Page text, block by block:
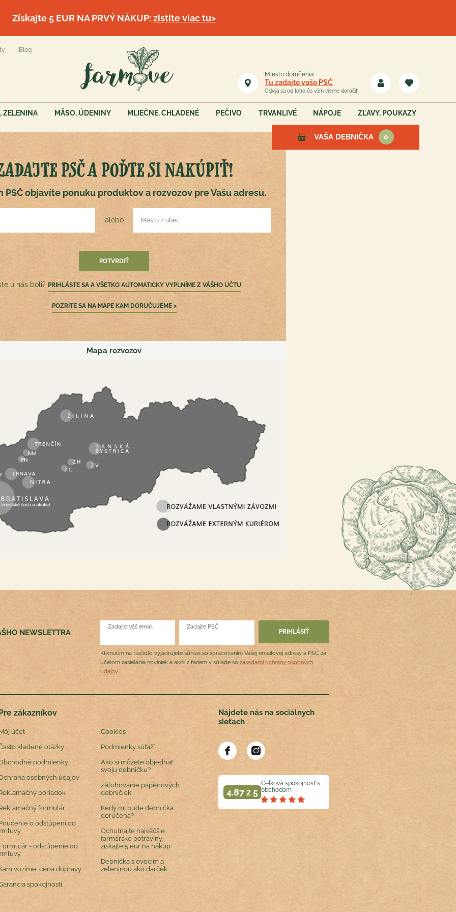
Získajte 5 EUR NA PRVÝ NÁKUP:zistite viac tu>
Blog
Miesto doručenia
Tu zadajte vaše PSČ
Odvíja sa od toho čo vám vieme doručiť
ZELENINA MÄSO, ÚDENINY MLIEČNE, CHLADENÉ PEČIVO TRVANLIVÉ NÁPOJE ZĽAVY, POUKAZY
VAŠA DEBNIČKA 0
PSČ A POĎTE SI NAKÚPIŤ!
PSČ objavíte ponuku produktov a rozvozov pre Vašu adresu.
alebo
u nás boli? PRIHLÁSTE SA A VŠETKO AUTOMATICKY VYPLNÍME Z VÁŠHO ÚČTU
POZRITE SA NA MAPE KAM DORUČUJEME >
Mapa rozvozov
NEWSLETTRA
Zadajte Váš email Zadajte PSČ
Kliknutím na tlačidlo vyjadrujete súhlas so spracovaním Vašej emailovej adresy a PSČ za
účelom zasielania noviniek a akcií z fariem v súlade so zásadami ochrany osobných
údajov
zákazníkov
účet
kladené otázky
podmienky
osobných údajov
poriadok
formulár
o odstúpení od
- odstúpenie od
vozíme, cena dopravy
spokojnosti
Cookies
Podmienky súťaží
Ako si môžete objednať
svoju debničku?
Zálohovanie papierových
debničiek
Kedy mi bude debnička
doručená?
Ochutnajte najväčšie
farmárske potraviny -
získajte 5 eur na nákup
Debnička s ovocím a
zeleninou ako darček
Nájdete nás na sociálnych
sieťach
4.87 z 5
Celková spokojnosť s
obchodom